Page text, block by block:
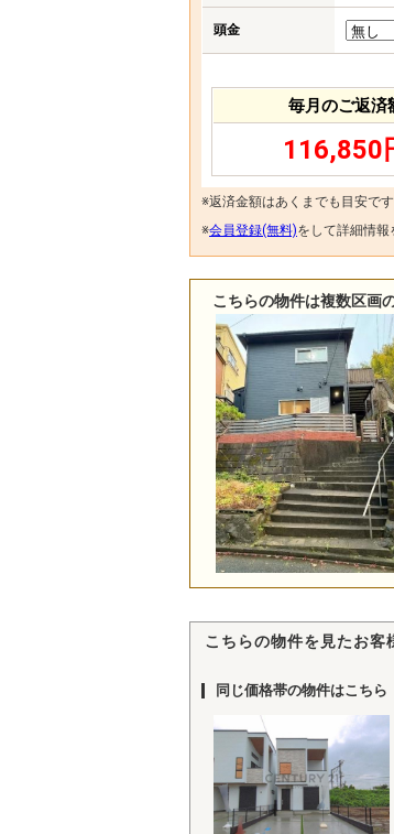
頭金
毎月のご返済
116,850
※返済金額はあくまでも目安です
※会員登録(無料)をして詳細情報
こちらの物件は複数区画
こちらの物件を見たお客
同じ価格帯の物件はこちら